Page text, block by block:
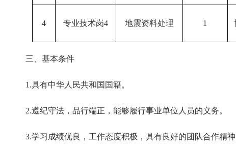
4 专业技术岗4 地震资料处理 1
三、基本条件
1.具有中华人民共和国国籍。
2.遵纪守法，品行端正，能够履行事业单位人员的义务。
3.学习成绩优良，工作态度积极，具有良好的团队合作精神